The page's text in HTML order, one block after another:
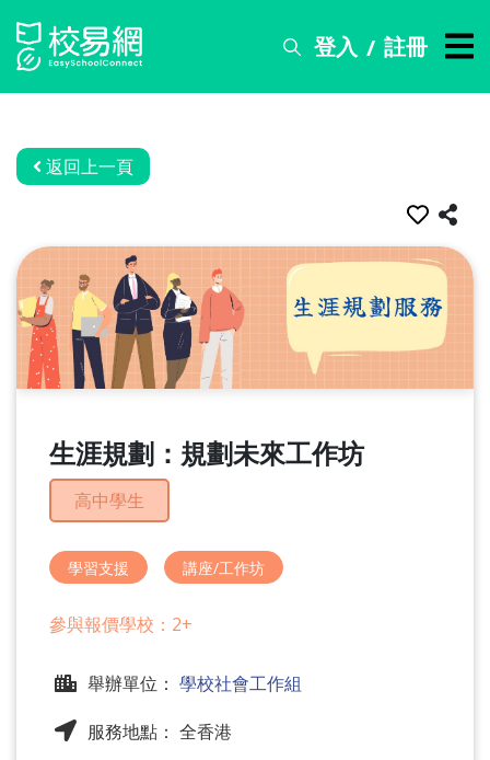
登入 / 註冊
搜
務
資
關
於
我
返回上一頁
生涯規劃：規劃未來工作坊
高中學生
學習支援 講座/工作坊
參與報價學校：2+
舉辦單位： 學校社會工作組
服務地點： 全香港